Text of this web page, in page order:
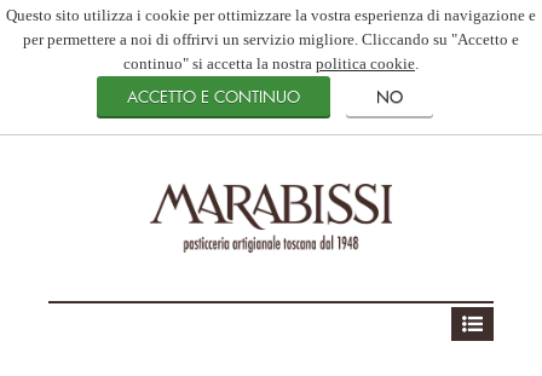
Questo sito utilizza i cookie per ottimizzare la vostra esperienza di navigazione e
per permettere a noi di offrirvi un servizio migliore. Cliccando su "Accetto e
continuo" si accetta la nostra politica cookie.